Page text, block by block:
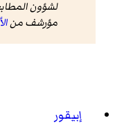
مؤرشف من
إبيقور